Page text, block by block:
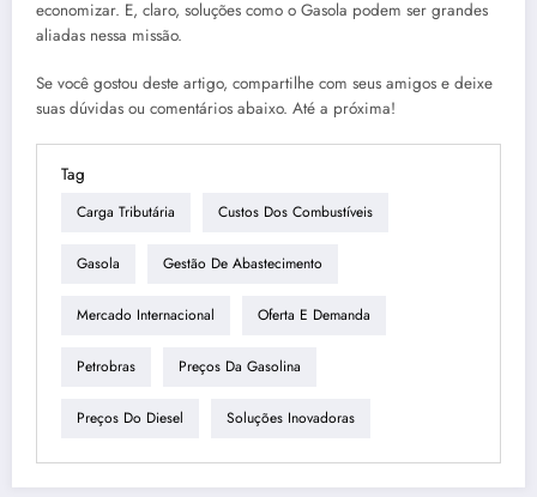
economizar. E, claro, soluções como o Gasola podem ser grandes
aliadas nessa missão.
Se você gostou deste artigo, compartilhe com seus amigos e deixe
suas dúvidas ou comentários abaixo. Até a próxima!
Tag
Carga Tributária Custos Dos Combustíveis
Gasola Gestão De Abastecimento
Mercado Internacional Oferta E Demanda
Petrobras Preços Da Gasolina
Preços Do Diesel Soluções Inovadoras